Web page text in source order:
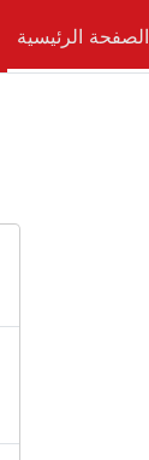
الصفحة الرئيسية